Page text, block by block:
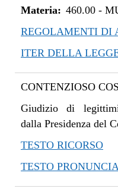
Materia: 460.00-
REGOLAMENTI DI
ITER DELLA
CONTENZIOSO
Giudizio di
dalla Presidenza del
TESTO RICORSO
TESTO